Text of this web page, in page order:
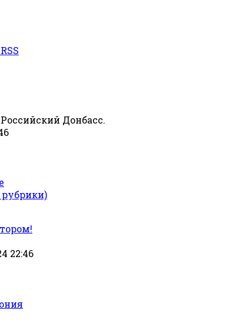
Донбасс.
22:46